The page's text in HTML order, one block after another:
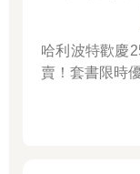
哈利波特歡慶
賣！套書限時